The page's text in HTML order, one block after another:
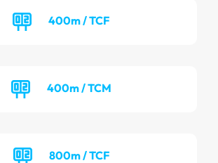
400m / TCF
400m / TCM
800m / TCF